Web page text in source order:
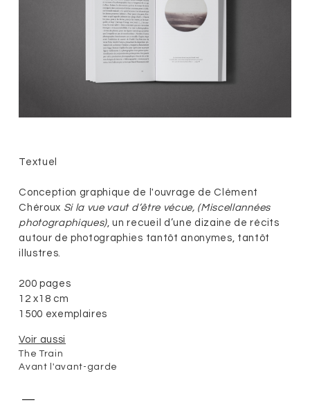
Textuel
Conception graphique de l'ouvrage de Clément
Chéroux Si la vue vaut d’être vécue, (Miscellannées
photographiques), un recueil d’une dizaine de récits
autour de photographies tantôt anonymes, tantôt
illustres.
200 pages
12 x18 cm
1500 exemplaires
Voir aussi
The Train
Avant l'avant-garde